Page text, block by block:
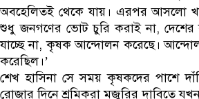
অবহেলিতই থেকে যায়। এরপর আসলো
শুধু জনগণের ভোট চুরি করাই না, দেশের
যাচ্ছে না, কৃষক আন্দোলন করেছে।
করেছিল।’
শেখ হাসিনা সে সময় কৃষকদের পাশে
রোজার দিনে শ্রমিকরা মজুরির দাবিতে